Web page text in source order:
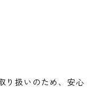
り扱いのため、安心